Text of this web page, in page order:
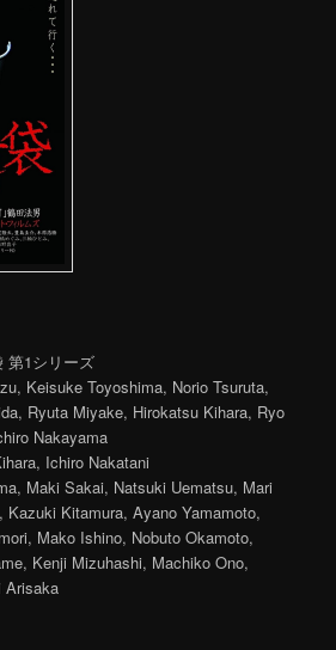
第1シリーズ
Keisuke Toyoshima, Norio Tsuruta,
Ryuta Miyake, Hirokatsu Kihara, Ryo
Nakayama
Ichiro Nakatani
Maki Sakai, Natsuki Uematsu, Mari
Kazuki Kitamura, Ayano Yamamoto,
Mako Ishino, Nobuto Okamoto,
Kenji Mizuhashi, Machiko Ono,
Arisaka